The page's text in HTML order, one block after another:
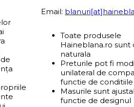
Email:
Toate produsele
Haineblana.ro sunt
naturala
Preturile pot fi
unilateral de
functie de
Masurile sunt
functie de designul